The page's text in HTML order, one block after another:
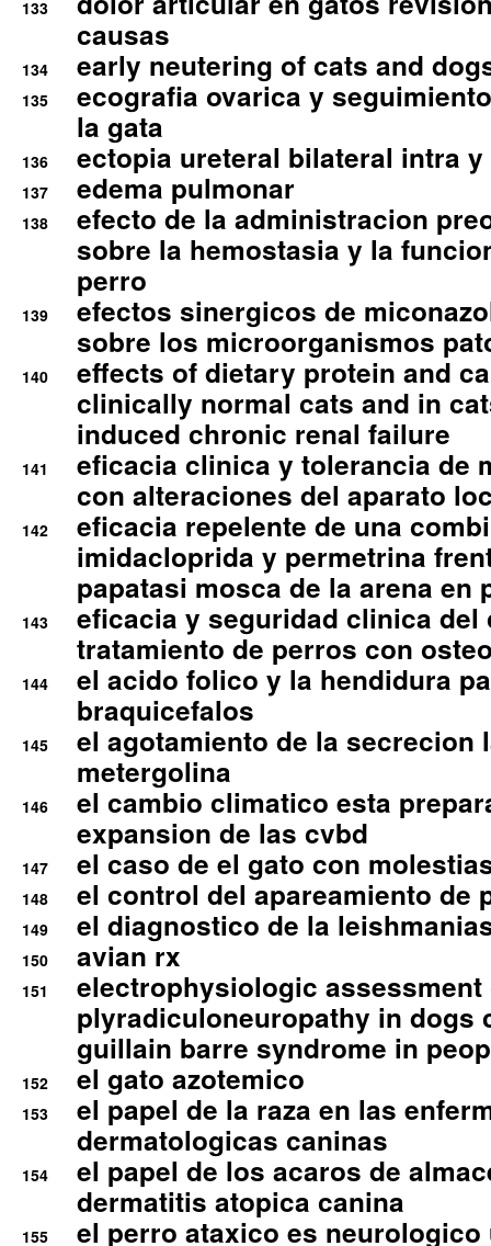
133
causas
134 early neutering of cats and
135
ecografia ovarica y
la gata
136 ectopia ureteral bilateral intra
137 edema pulmonar
138
efecto de la administracion
sobre la hemostasia y la
perro
139
efectos sinergicos de
sobre los microorganismos
140
effects of dietary protein and
clinically normal cats and in
induced chronic renal failure
141
eficacia clinica y tolerancia de
con alteraciones del aparato
142
eficacia repelente de una
imidacloprida y permetrina
papatasi mosca de la arena en
143
eficacia y seguridad clinica del
tratamiento de perros con
144
el acido folico y la hendidura
braquicefalos
145
el agotamiento de la secrecion
metergolina
146
el cambio climatico esta
expansion de las cvbd
147 el caso de el gato con
148 el control del apareamiento de
149 el diagnostico de la
150 avian rx
151
electrophysiologic assessment
plyradiculoneuropathy in dogs
guillain barre syndrome in
152 el gato azotemico
153
el papel de la raza en las
dermatologicas caninas
154
el papel de los acaros de
dermatitis atopica canina
155 el perro ataxico es